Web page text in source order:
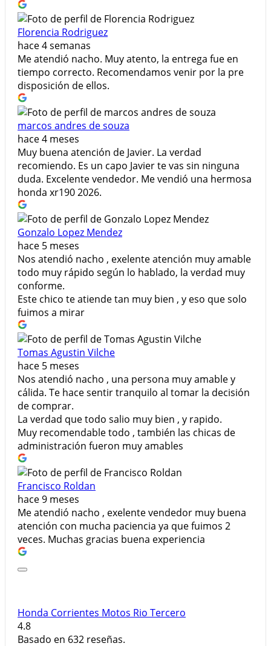
Florencia Rodriguez
hace 4 semanas
Me atendió nacho. Muy atento, la entrega fue en
tiempo correcto. Recomendamos venir por la pre
disposición de ellos.
marcos andres de souza
hace 4 meses
Muy buena atención de Javier. La verdad
recomiendo. Es un capo Javier te vas sin ninguna
duda. Excelente vendedor. Me vendió una hermosa
honda xr190 2026.
Gonzalo Lopez Mendez
hace 5 meses
Nos atendió nacho , exelente atención muy amable
todo muy rápido según lo hablado, la verdad muy
conforme.
Este chico te atiende tan muy bien , y eso que solo
fuimos a mirar
Tomas Agustin Vilche
hace 5 meses
Nos atendió nacho , una persona muy amable y
cálida. Te hace sentir tranquilo al tomar la decisión
de comprar.
La verdad que todo salio muy bien , y rapido.
Muy recomendable todo , también las chicas de
administración fueron muy amables
Francisco Roldan
hace 9 meses
Me atendió nacho , exelente vendedor muy buena
atención con mucha paciencia ya que fuimos 2
veces. Muchas gracias buena experiencia
Honda Corrientes Motos Rio Tercero
4.8
Basado en 632 reseñas.